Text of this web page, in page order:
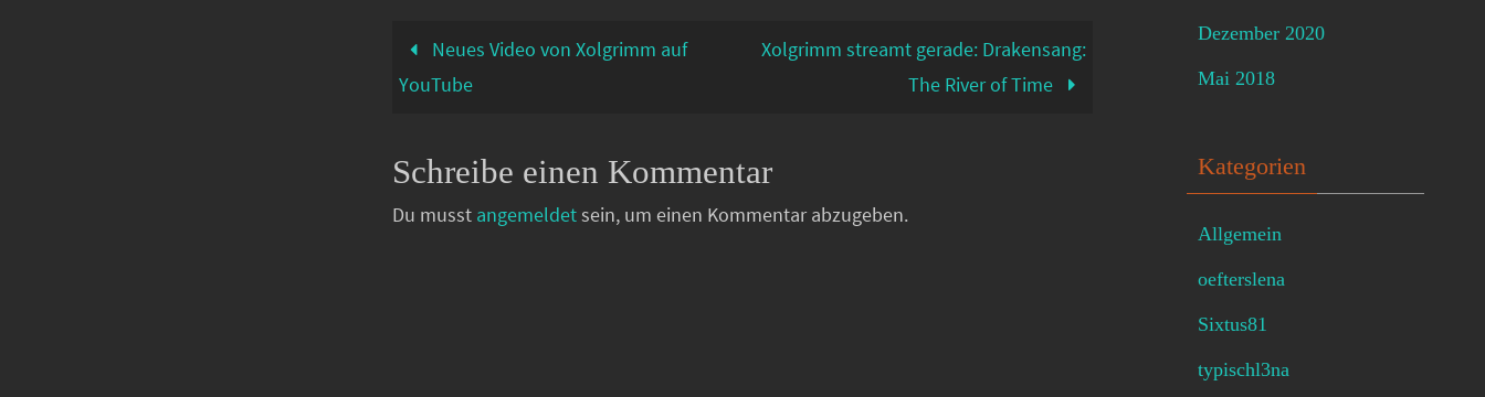
24:40…Neues Video von Xolgrimm auf
YouTube
Xolgrimm streamt gerade: Drakensang:
The River of Time
Schreibe einen Kommentar
Du musst angemeldetsein, um einen Kommentar abzugeben.
Dezember 2020
Mai 2018
Kategorien
Allgemein
oefterslena
Sixtus81
typischl3na